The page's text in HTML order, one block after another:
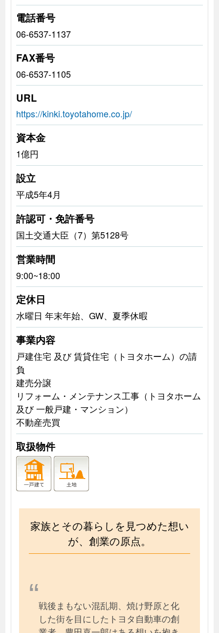
電話番号
06-6537-1137
FAX番号
06-6537-1105
URL
https://kinki.toyotahome.co.jp/
資本金
1億円
設立
平成5年4月
許認可・免許番号
国土交通大臣（7）第5128号
営業時間
9:00~18:00
定休日
水曜日 年末年始、GW、夏季休暇
事業内容
戸建住宅 及び 賃貸住宅（トヨタホーム）の請
負
建売分譲
リフォーム・メンテナンス工事（トヨタホーム
及び 一般戸建・マンション）
不動産売買
取扱物件
家族とその暮らしを見つめた想い
が、創業の原点。
戦後まもない混乱期、焼け野原と化
した街を目にしたトヨタ自動車の創